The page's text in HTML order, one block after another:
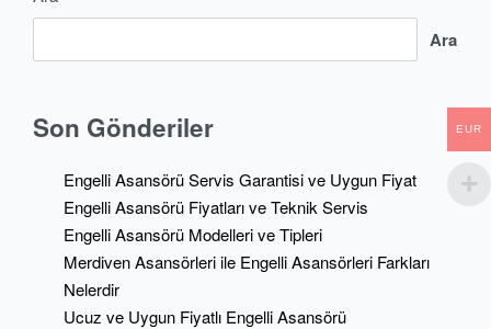
Ara
Son Gönderiler
Engelli Asansörü Servis Garantisi ve Uygun Fiyat
Engelli Asansörü Fiyatları ve Teknik Servis
Engelli Asansörü Modelleri ve Tipleri
Merdiven Asansörleri ile Engelli Asansörleri Farkları
Nelerdir
Ucuz ve Uygun Fiyatlı Engelli Asansörü
EUR